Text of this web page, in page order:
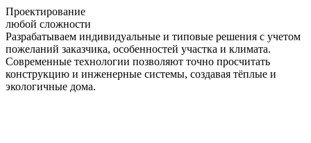
Проектирование
любой сложности
Разрабатываем индивидуальные и типовые решения с учетом
пожеланий заказчика, особенностей участка и климата.
Современные технологии позволяют точно просчитать
конструкцию и инженерные системы, создавая тёплые и
экологичные дома.